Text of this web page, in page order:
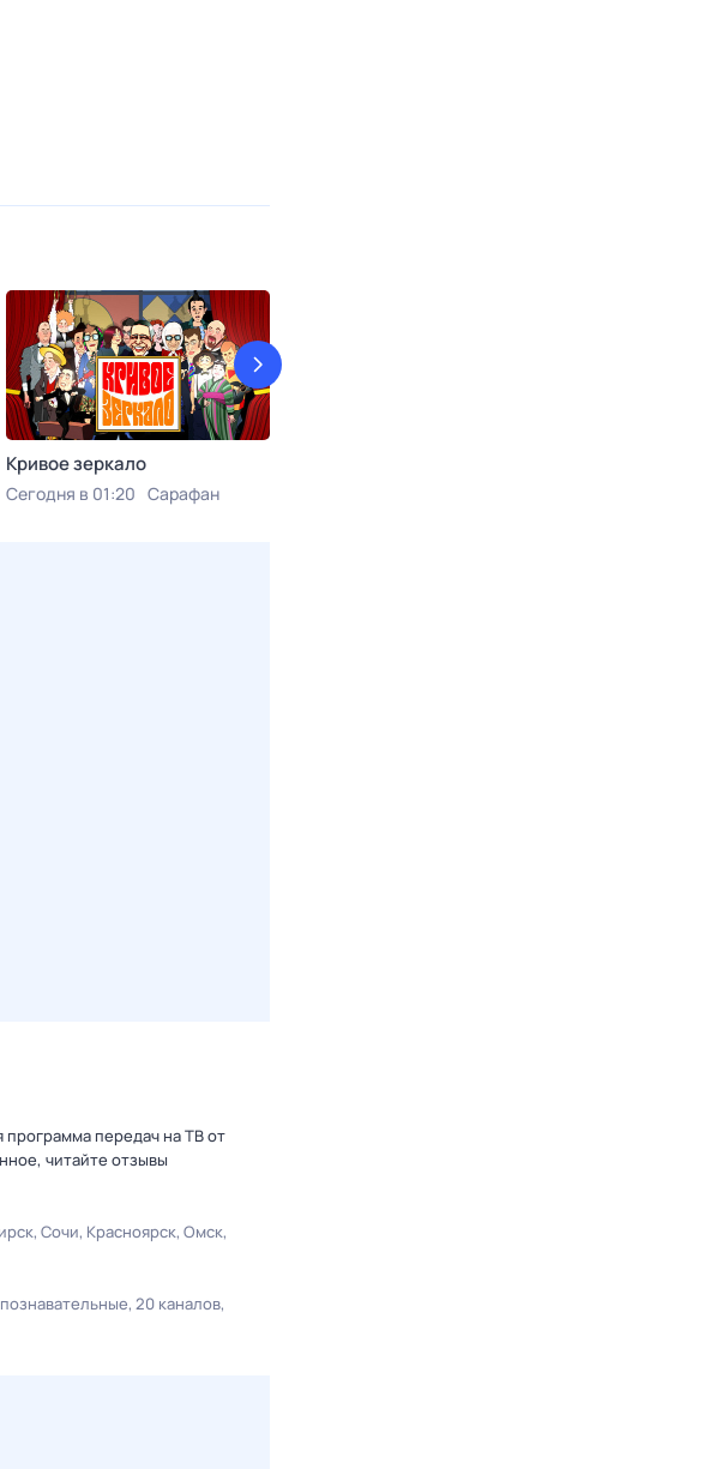
Кривое зеркало
Сегодня в 01:20 Сарафан
передач на ТВ от
читайте отзывы
Сочи Красноярск Омск
познавательные 20 каналов